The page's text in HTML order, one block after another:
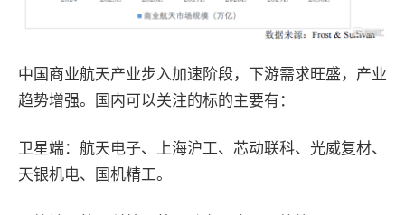
中国商业航天产业步入加速阶段，下游需求旺盛，产业
趋势增强。国内可以关注的标的主要有：
卫星端：航天电子、上海沪工、芯动联科、光威复材、
天银机电、国机精工。